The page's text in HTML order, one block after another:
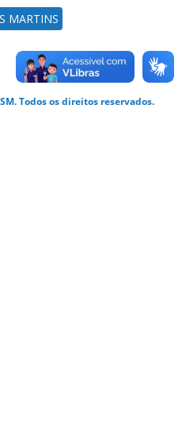
MARTINS
Todos os direitos reservados.